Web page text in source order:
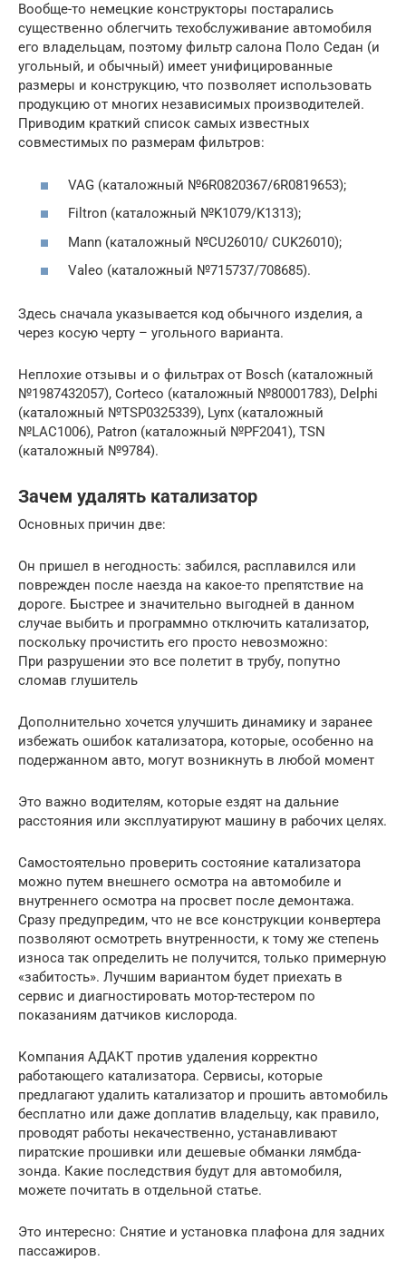
Вообще-то немецкие конструкторы постарались
существенно облегчить техобслуживание автомобиля
его владельцам, поэтому фильтр салона Поло Седан (и
угольный, и обычный) имеет унифицированные
размеры и конструкцию, что позволяет использовать
продукцию от многих независимых производителей.
Приводим краткий список самых известных
совместимых по размерам фильтров:
VAG (каталожный №6R0820367/6R0819653);
Filtron (каталожный №K1079/K1313);
Mann (каталожный №CU26010/ CUK26010);
Valeo (каталожный №715737/708685).
Здесь сначала указывается код обычного изделия, а
через косую черту – угольного варианта.
Неплохие отзывы и о фильтрах от Bosch (каталожный
№1987432057), Corteco (каталожный №80001783), Delphi
(каталожный №TSP0325339), Lynx (каталожный
№LAC1006), Patron (каталожный №PF2041), TSN
(каталожный №9784).
Зачем удалять катализатор
Основных причин две:
Он пришел в негодность: забился, расплавился или
поврежден после наезда на какое-то препятствие на
дороге. Быстрее и значительно выгодней в данном
случае выбить и программно отключить катализатор,
поскольку прочистить его просто невозможно:
При разрушении это все полетит в трубу, попутно
сломав глушитель
Дополнительно хочется улучшить динамику и заранее
избежать ошибок катализатора, которые, особенно на
подержанном авто, могут возникнуть в любой момент
Это важно водителям, которые ездят на дальние
расстояния или эксплуатируют машину в рабочих целях.
Самостоятельно проверить состояние катализатора
можно путем внешнего осмотра на автомобиле и
внутреннего осмотра на просвет после демонтажа.
Сразу предупредим, что не все конструкции конвертера
позволяют осмотреть внутренности, к тому же степень
износа так определить не получится, только примерную
«забитость». Лучшим вариантом будет приехать в
сервис и диагностировать мотор-тестером по
показаниям датчиков кислорода.
Компания АДАКТ против удаления корректно
работающего катализатора. Сервисы, которые
предлагают удалить катализатор и прошить автомобиль
бесплатно или даже доплатив владельцу, как правило,
проводят работы некачественно, устанавливают
пиратские прошивки или дешевые обманки лямбда-
зонда. Какие последствия будут для автомобиля,
можете почитать в отдельной статье.
Это интересно: Снятие и установка плафона для задних
пассажиров.